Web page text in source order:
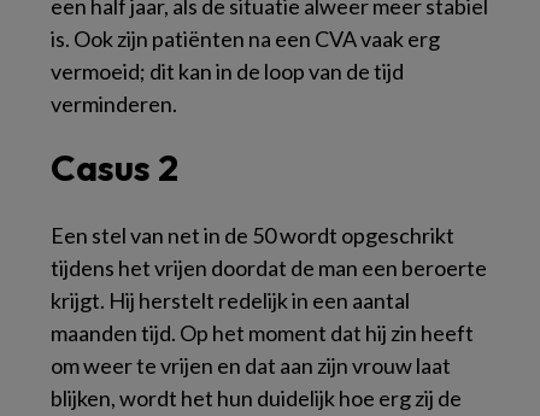
een half jaar, als de situatie alweer meer stabiel
is. Ook zijn patiënten na een CVA vaak erg
vermoeid; dit kan in de loop van de tijd
verminderen.
Casus 2
Een stel van net in de 50 wordt opgeschrikt
tijdens het vrijen doordat de man een beroerte
krijgt. Hij herstelt redelijk in een aantal
maanden tijd. Op het moment dat hij zin heeft
om weer te vrijen en dat aan zijn vrouw laat
blijken, wordt het hun duidelijk hoe erg zij de